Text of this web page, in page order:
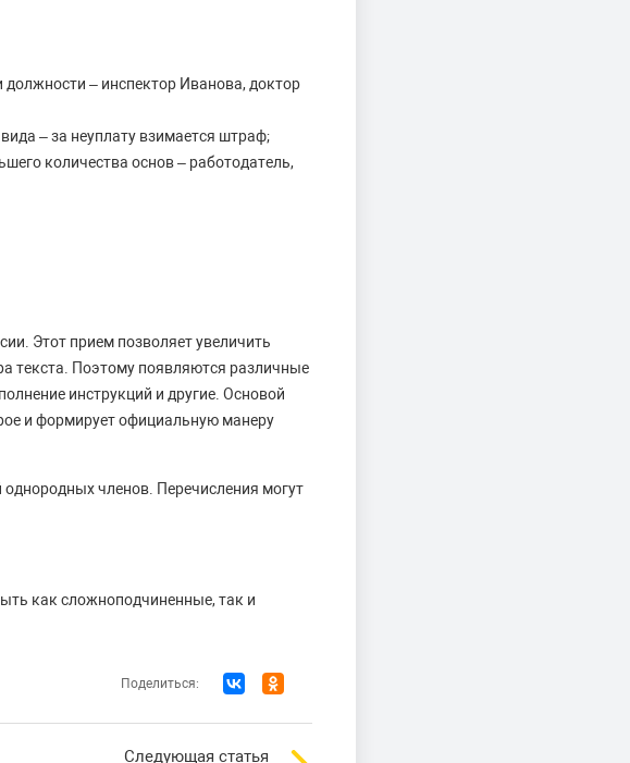
– инспектор Иванова, доктор
– за неуплату взимается штраф;
количества основ – работодатель,
Этот прием позволяет увеличить
текста. Поэтому появляются различные
инструкций и другие. Основой
и формирует официальную манеру
членов. Перечисления могут
как сложноподчиненные, так и
Поделиться:
Следующая статья